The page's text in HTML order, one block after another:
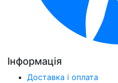
Інформація
Доставка і оплата